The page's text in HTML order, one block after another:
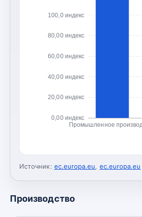
0,00 индекс
20,00 индекс
40,00 индекс
60,00 индекс
80,00 индекс
100,0 индекс
Промышленное
Источник: ec.europa.eu, ec.europa.eu
Производство